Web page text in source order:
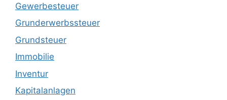
Gewerbesteuer
Grunderwerbssteuer
Grundsteuer
Immobilie
Inventur
Kapitalanlagen